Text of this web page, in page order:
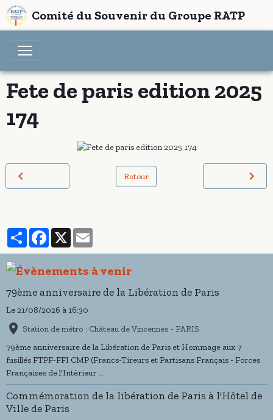
Comité du Souvenir du Groupe RATP
Fete de paris edition 2025
174
Retour
PartagerFacebook
X
79ème anniversaire de la Libération de Paris
Le 21/08/2026 à 16:30
Station de métro : Château de Vincennes - PARIS
79ème anniversaire de la Libération de Paris et Hommage aux 7
fusillés FTPF-FFI CMP (Francs-Tireurs et Partisans Français - Forces
Françaises de l'Intèrieur ...
Commémoration de la libération de Paris à l'Hôtel de
Ville de Paris